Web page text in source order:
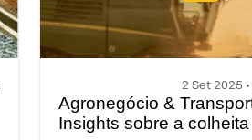
2 Set 2025
Agronegócio &
Insights sobre a colheita